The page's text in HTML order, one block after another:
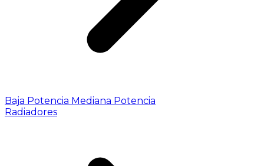
Baja Potencia Mediana Potencia
Radiadores